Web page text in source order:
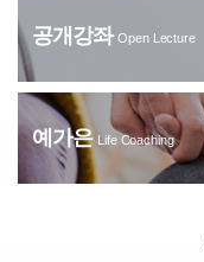
공개강좌 Open Lecture
예가은 Life Coaching